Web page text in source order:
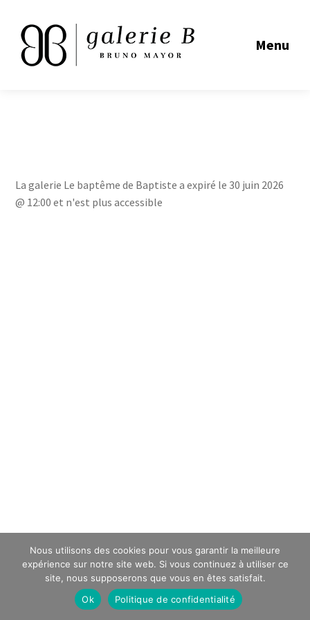
Menu
La galerie Le baptême de Baptiste a expiré le 30 juin 2026
@ 12:00 et n'est plus accessible
Nous utilisons des cookies pour vous garantir la meilleure
expérience sur notre site web. Si vous continuez à utiliser ce
site, nous supposerons que vous en êtes satisfait.
Ok
Politique de confidentialité